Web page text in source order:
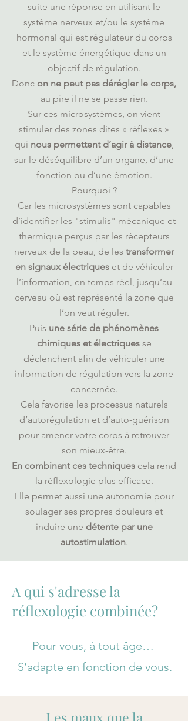
suite une réponse en utilisant le
système nerveux et/ou le système
hormonal qui est régulateur du corps
et le système énergétique dans un
objectif de régulation.
Donc on ne peut pas dérégler le corps,
au pire il ne se passe rien.
Sur ces microsystèmes, on vient
stimuler des zones dites « réflexes »
qui nous permettent d’agir à distance,
sur le déséquilibre d’un organe, d’une
fonction ou d’une émotion.
Pourquoi ?
Car les microsystèmes sont capables
d’identifier les "stimulis" mécanique et
thermique perçus par les récepteurs
nerveux de la peau, de les transformer
en signaux électriqueset de véhiculer
l’information, en temps réel, jusqu’au
cerveau où est représenté la zone que
l’on veut réguler.
Puis une série de phénomènes
chimiques et électriquesse
déclenchent afin de véhiculer une
information de régulation vers la zone
concernée.
Cela favorise les processus naturels
d’autorégulation et d’auto-guérison
pour amener votre corps à retrouver
son mieux-être.
En combinant ces techniques cela rend
la réflexologie plus efficace.
Elle permet aussi une autonomie pour
soulager ses propres douleurs et
induire une détente par une
autostimulation.
A qui s'adresse la
réflexologie combinée?
Pour vous, à tout âge…
S’adapte en fonction de vous.
Les maux que la